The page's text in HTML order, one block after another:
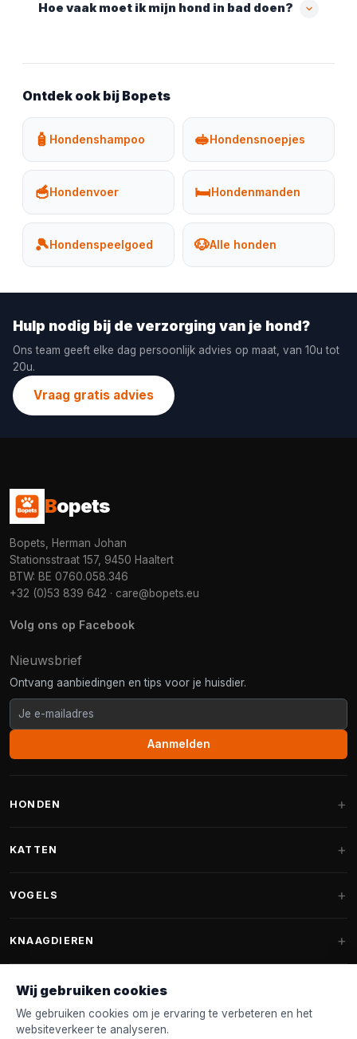
Hoe vaak moet ik mijn hond in bad doen?
Ontdek ook bij Bopets
🧴 Hondenshampoo 🥪Hondensnoepjes
🥣Hondenvoer 🛏️Hondenmanden
🎾Hondenspeelgoed 🐶Alle honden
Hulp nodig bij de verzorging van je hond?
Ons team geeft elke dag persoonlijk advies op maat, van 10u tot
20u.
Vraag gratis advies
Bopets
Bopets, Herman Johan
Stationsstraat 157, 9450 Haaltert
BTW: BE 0760.058.346
+32 (0)53 839 642 · care@bopets.eu
Volg ons op Facebook
Nieuwsbrief
Ontvang aanbiedingen en tips voor je huisdier.
Aanmelden
HONDEN
Fantail hondenmanden
Hondenspeelgoed
Halsband & Lijn
KATTEN
Krabpalen voor Maine Coon
Kattenmanden
VOGELS
Vogelvoer binnenvogels
Voederhuisjes
Nestkastjes & Nesting
KNAAGDIEREN
Knaagdierenvoer
Wij gebruiken cookies
We gebruiken cookies om je ervaring te verbeteren en het
websiteverkeer te analyseren.